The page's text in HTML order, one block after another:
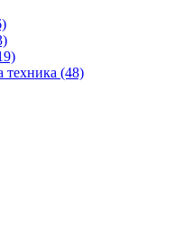
техника (48)